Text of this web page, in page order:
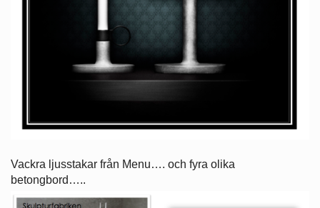
Vackra ljusstakar från Menu…. och fyra olika
betongbord…..